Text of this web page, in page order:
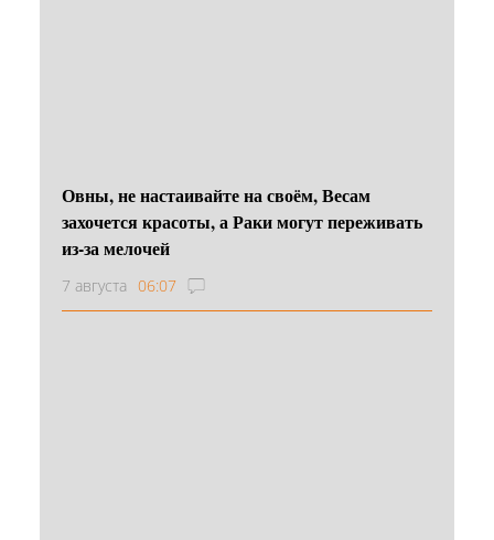
Овны, не настаивайте на своём, Весам
захочется красоты, а Раки могут переживать
из-за мелочей
7 августа 06:07